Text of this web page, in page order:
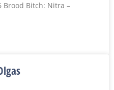
Brood Bitch: Nitra –